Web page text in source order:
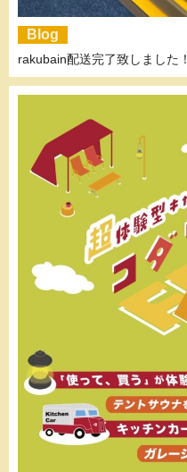
Blog
rakubain配送完了致しました！